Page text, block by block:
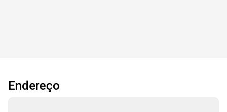
Endereço